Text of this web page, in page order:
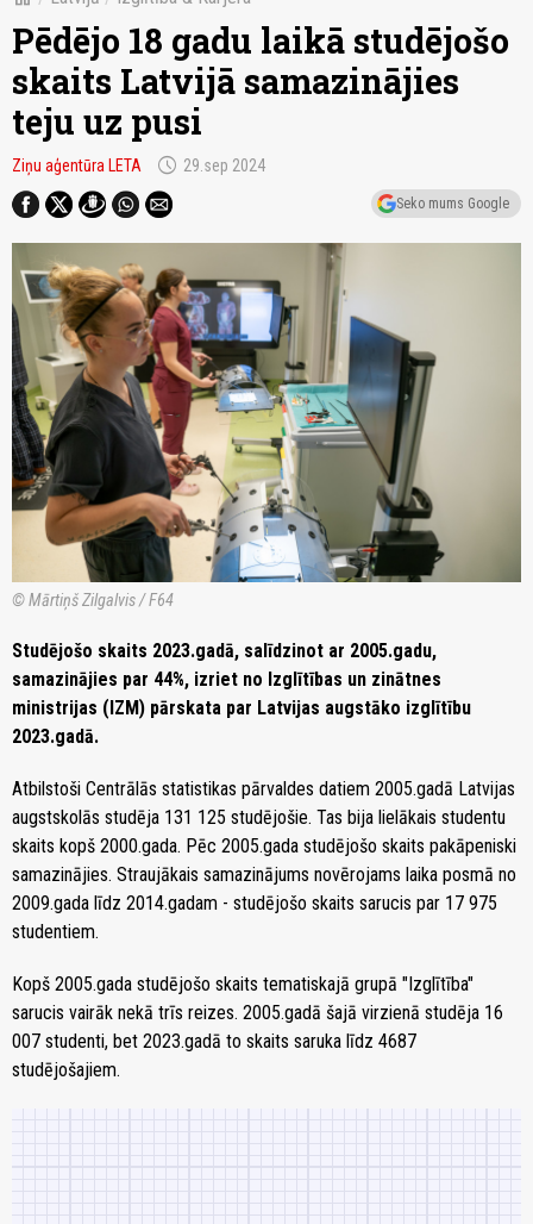
Pēdējo 18 gadu laikā studējošo
skaits Latvijā samazinājies
teju uz pusi
Ziņu aģentūra LETA schedule 29.sep 2024
Seko mums Google
© Mārtiņš Zilgalvis / F64
Studējošo skaits 2023.gadā, salīdzinot ar 2005.gadu,
samazinājies par 44%, izriet no Izglītības un zinātnes
ministrijas (IZM) pārskata par Latvijas augstāko izglītību
2023.gadā.
Atbilstoši Centrālās statistikas pārvaldes datiem 2005.gadā Latvijas
augstskolās studēja 131 125 studējošie. Tas bija lielākais studentu
skaits kopš 2000.gada. Pēc 2005.gada studējošo skaits pakāpeniski
samazinājies. Straujākais samazinājums novērojams laika posmā no
2009.gada līdz 2014.gadam - studējošo skaits sarucis par 17 975
studentiem.
Kopš 2005.gada studējošo skaits tematiskajā grupā "Izglītība"
sarucis vairāk nekā trīs reizes. 2005.gadā šajā virzienā studēja 16
007 studenti, bet 2023.gadā to skaits saruka līdz 4687
studējošajiem.